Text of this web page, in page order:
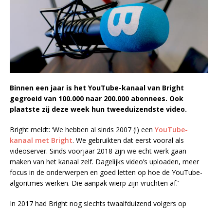
Binnen een jaar is het YouTube-kanaal van Bright
gegroeid van 100.000 naar 200.000 abonnees. Ook
plaatste zij deze week hun tweeduizendste video.
Bright meldt: ‘We hebben al sinds 2007 (!) een YouTube-
kanaal met Bright. We gebruikten dat eerst vooral als
videoserver. Sinds voorjaar 2018 zijn we echt werk gaan
maken van het kanaal zelf. Dagelijks video’s uploaden, meer
focus in de onderwerpen en goed letten op hoe de YouTube-
algoritmes werken. Die aanpak wierp zijn vruchten af.’
In 2017 had Bright nog slechts twaalfduizend volgers op